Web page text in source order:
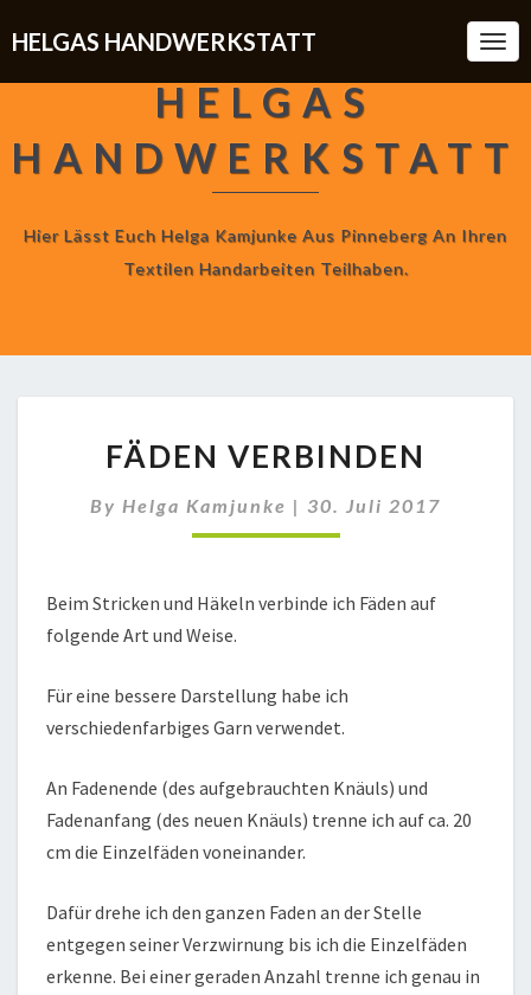
HELGAS HANDWERKSTATT
HELGAS
HANDWERKSTATT
Hier Lässt Euch Helga Kamjunke Aus Pinneberg An Ihren
Textilen Handarbeiten Teilhaben.
VERBINDEN
FÄDEN VERBINDEN
By Helga Kamjunke | 30. Juli 2017
Beim Stricken und Häkeln verbinde ich Fäden auf
folgende Art und Weise.
Für eine bessere Darstellung habe ich
verschiedenfarbiges Garn verwendet.
An Fadenende (des aufgebrauchten Knäuls) und
Fadenanfang (des neuen Knäuls) trenne ich auf ca. 20
cm die Einzelfäden voneinander.
Dafür drehe ich den ganzen Faden an der Stelle
entgegen seiner Verzwirnung bis ich die Einzelfäden
erkenne. Bei einer geraden Anzahl trenne ich genau in